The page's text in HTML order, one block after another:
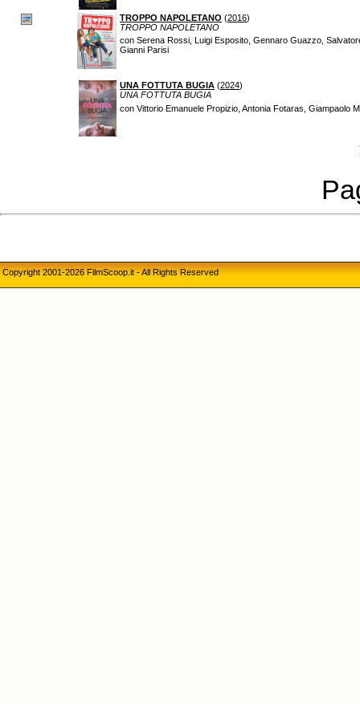
TROPPO NAPOLETANO (2016)
TROPPO NAPOLETANO
con Serena Rossi, Luigi Esposito, Gennaro Guazzo,
Gianni Parisi
UNA FOTTUTA BUGIA (2024)
UNA FOTTUTA BUGIA
con Vittorio Emanuele Propizio, Antonia Fotaras, Giampaolo
Copyright 2001-2026 FilmScoop.it - All Rights Reserved